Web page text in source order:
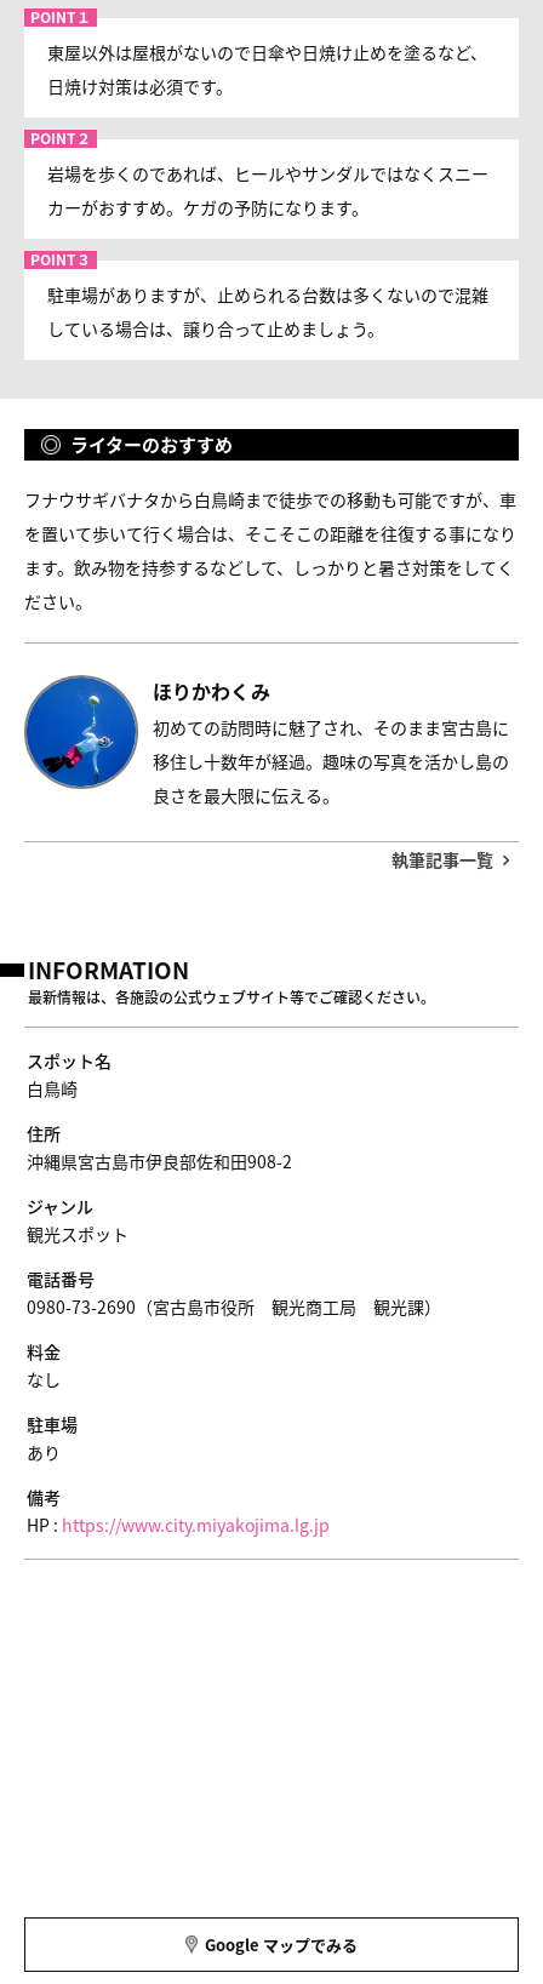
東屋以外は屋根がないので日傘や日焼け止めを塗るなど、
日焼け対策は必須です。
岩場を歩くのであれば、ヒールやサンダルではなくスニー
カーがおすすめ。ケガの予防になります。
駐車場がありますが、止められる台数は多くないので混雑
している場合は、譲り合って止めましょう。
ライターのおすすめ
フナウサギバナタから白鳥崎まで徒歩での移動も可能ですが、車
を置いて歩いて行く場合は、そこそこの距離を往復する事になり
ます。飲み物を持参するなどして、しっかりと暑さ対策をしてく
ださい。
ほりかわくみ
初めての訪問時に魅了され、そのまま宮古島に
移住し十数年が経過。趣味の写真を活かし島の
良さを最大限に伝える。
執筆記事一覧
INFORMATION
最新情報は、各施設の公式ウェブサイト等でご確認ください。
スポット名
白鳥崎
住所
沖縄県宮古島市伊良部佐和田908-2
ジャンル
観光スポット
電話番号
0980-73-2690（宮古島市役所 観光商工局 観光課）
料金
なし
駐車場
あり
備考
HP : https://www.city.miyakojima.lg.jp
Google マップでみる